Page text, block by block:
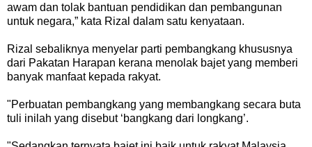
awam dan tolak bantuan pendidikan dan pembangunan
untuk negara,” kata Rizal dalam satu kenyataan.
Rizal sebaliknya menyelar parti pembangkang khususnya
dari Pakatan Harapan kerana menolak bajet yang memberi
banyak manfaat kepada rakyat.
"Perbuatan pembangkang yang membangkang secara buta
tuli inilah yang disebut ‘bangkang dari longkang’.